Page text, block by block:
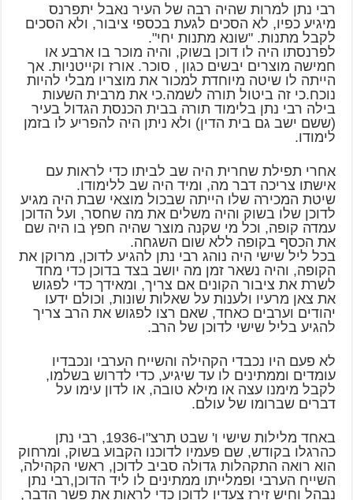
רבי נתן למרות שהיה רבה של העיר נאבל יתפרנס
מיגיע כפיו, לא הסכים לגעת בכספי ציבור, ולא הסכים
לקבל מתנות. "שונא מתנות יחי".
לפרנסתו היה לו דוכן בשוק, והיה מוכר בו ארבע או
חמישה מוצרים יבשים כגון , סוכר. אורז וקייטניות. אך
הייתה לו שיטה מיוחדת למכור את מוצריו מבלי להיות
נוכח.כי זה ביטול תורה לשמה.כי את מרבית השעות
בילה רבי נתן בלימוד תורה בבית הכנסת הגדול בעיר
(ששם ישב גם בית הדין) ולא ניתן היה להפריע לו בזמן
לימודו.
אחרי תפילת שחרית היה שב לביתו כדי לראות עם
אישתו צריכה דבר מה, ומיד היה שב ללימודו.
שיטת המכירה שלו הייתה שבכול מוצאי שבת היה מגיע
לדוכן שלו בשוק והיה משלים את מה שחסר, ועל הדוכן
עמדה קופה, וכל מי שקנה מוצר שהיה חפץ בו היה שם
את הכסף בקופה ללא שום השגחה.
בכל ליל שישי היה נוהג רבי נתן להגיע לדוכן, מרוקן את
הקופה, והיה נשאר זמן מה יושב בצד בדוכן כדי מחד
לשרת את ציבור הקונים אם צריך, ומאידך כדי לפגוש
את צאן מרעיו ולענות על שאלות שונות, וכולם ידעו
יהודים וערבים כאחד, שאם רצו לפגוש את הרב צריך
להגיע בליל שישי לדוכן של הרב.
לא פעם היו נכבדי הקהילה והשייח הערבי ונכבדיו
עומדים וממתינים לו עד שיגיע, כדי לדרוש בשלמו,
לקבל מימנו עצה או מילא טובה, או לדון עימו על
דברים שברומו של עולם.
באחד מלילות שישי ו' שבט תרצ"ו-1936, רבי נתן
כהרגלו בקודש, שם פעמיו לדוכנו הקבוע בשוק, ומרחוק
הוא רואה התקהלות גדולה סביב לדוכן, ראשי הקהילה,
השייח הערבי ופמלייתו ממתינים לו ליד הדוכן,רבי נתן
נבהל וחיש זירז צעדיו לדוכן כדי לראות את פשר הדבר,